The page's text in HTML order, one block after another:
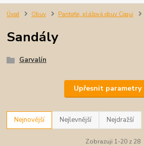
Úvod Obuv Pantofle, plážová obuv Coqui
Sandály
Garvalín
Upřesnit parametry
Nejnovější Nejlevnější Nejdražší
Zobrazuji 1-20 z 28